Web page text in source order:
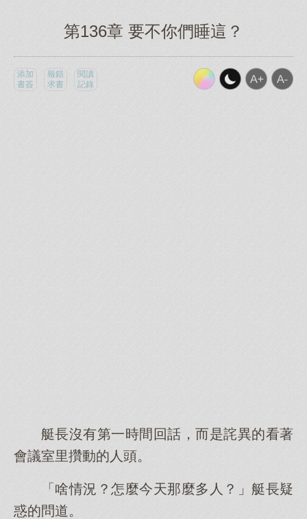
第136章 要不你們睡這？
添加
書簽
報錯
求書
閱讀
記錄
艇長沒有第一時間回話，而是詫異的看著
會議室里攢動的人頭。
「啥情況？怎麼今天那麼多人？」艇長疑
惑的問道。